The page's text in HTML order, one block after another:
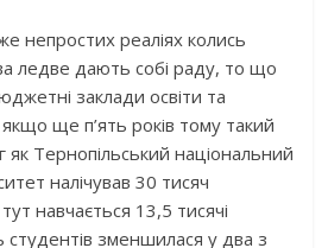
непростих реаліях колись
ледве дають собі раду, то що
заклади освіти та
ще п’ять років тому такий
Тернопільський національний
налічував 30 тисяч
навчається 13,5 тисячі
студентів зменшилася у два з